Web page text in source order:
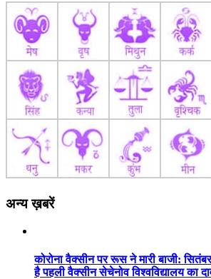
अन्य ख़बरें
कोरोना वैक्सीन पर रूस ने मारी बाजी:
है पहली वैक्सीन सेचेनोव विश्वविद्यालय का